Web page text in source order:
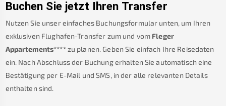
Buchen Sie jetzt Ihren Transfer
Nutzen Sie unser einfaches Buchungsformular unten, um Ihren
exklusiven Flughafen-Transfer zum und vom Fleger
Appartements****zu planen. Geben Sie einfach Ihre Reisedaten
ein. Nach Abschluss der Buchung erhalten Sie automatisch eine
Bestätigung per E-Mail und SMS, in der alle relevanten Details
enthalten sind.